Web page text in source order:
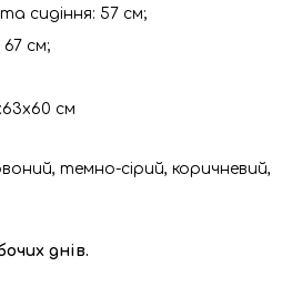
сидіння: 57 см;
67 см;
см
темно-сірий, коричневий,
днів.